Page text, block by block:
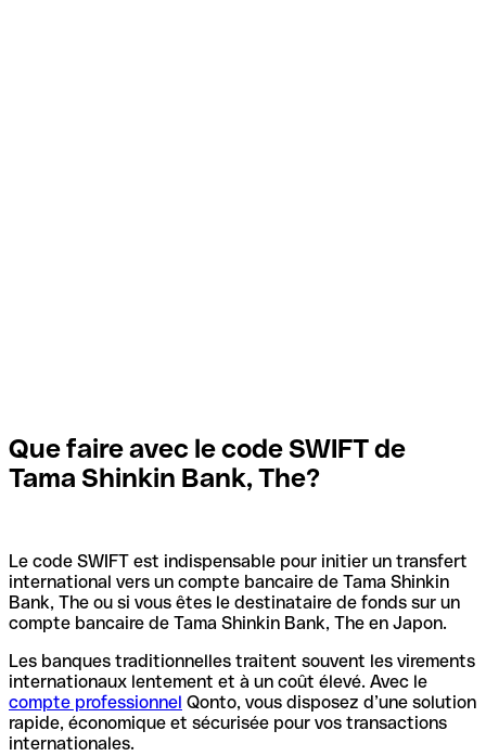
Que faire avec le code SWIFT de
Tama Shinkin Bank, The?
Le code SWIFT est indispensable pour initier un transfert
international vers un compte bancaire de Tama Shinkin
Bank, The ou si vous êtes le destinataire de fonds sur un
compte bancaire de Tama Shinkin Bank, The en Japon.
Les banques traditionnelles traitent souvent les virements
internationaux lentement et à un coût élevé. Avec le
compte professionnel Qonto, vous disposez d’une solution
rapide, économique et sécurisée pour vos transactions
internationales.